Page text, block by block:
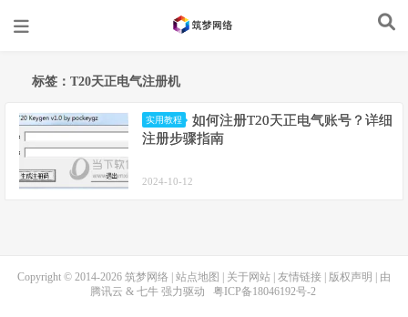
标签：T20天正电气注册机
实用教程
如何注册T20天正电气账号？详细
注册步骤指南
2024-10-12
Copyright © 2014-2026 筑梦网络 站点地图 关于网站 友情链接 版权声明
| 由
腾讯云 & 七牛强力驱动 粤ICP备18046192号-2